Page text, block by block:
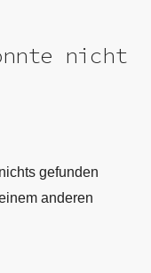
nicht
gefunden
anderen